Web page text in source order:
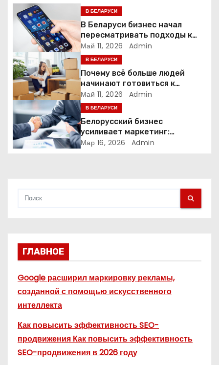
п
з
а
п
и
с
В БЕЛАРУСИ
В Беларуси бизнес начал
пересматривать подходы к
маркетингу и digital-рекламе
Май 11, 2026 Admin
В БЕЛАРУСИ
Почему всё больше людей
начинают готовиться к
переезду заранее
Май 11, 2026 Admin
В БЕЛАРУСИ
Белорусский бизнес
усиливает маркетинг:
компании меняют стратегии
Мар 16, 2026 Admin
ГЛАВНОЕ
Google расширил маркировку рекламы,
созданной с помощью искусственного
интеллекта
Как повысить эффективность SEO-
продвижения Как повысить эффективность
SEO-продвижения в 2026 году